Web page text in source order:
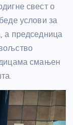
свест о
услови за
а председница
смањен